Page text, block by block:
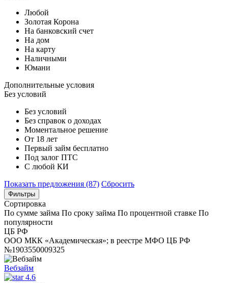
Любой
Золотая Корона
На банковский счет
На дом
На карту
Наличными
Юмани
Дополнительные условия
Без условий
Без условий
Без справок о доходах
Моментальное решение
От 18 лет
Первый займ бесплатно
Под залог ПТС
С любой КИ
Показать предложения (87) Сбросить
Фильтры
Сортировка
По сумме займа По сроку займа По процентной ставке По
популярности
ЦБ РФ
ООО МКК «Академическая»; в реестре МФО ЦБ РФ
№1903550009325
Вебзайм
4.6